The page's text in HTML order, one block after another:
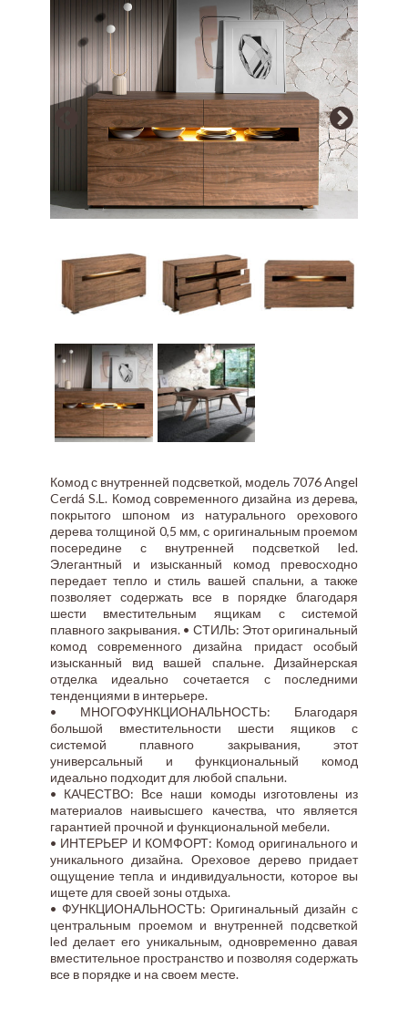
Комод с внутренней подсветкой, модель 7076 Angel
Cerdá S.L. Комод современного дизайна из дерева,
покрытого шпоном из натурального орехового
дерева толщиной 0,5 мм, с оригинальным проемом
посередине с внутренней подсветкой led.
Элегантный и изысканный комод превосходно
передает тепло и стиль вашей спальни, а также
позволяет содержать все в порядке благодаря
шести вместительным ящикам с системой
плавного закрывания. • СТИЛЬ: Этот оригинальный
комод современного дизайна придаст особый
изысканный вид вашей спальне. Дизайнерская
отделка идеально сочетается с последними
тенденциями в интерьере.
• МНОГОФУНКЦИОНАЛЬНОСТЬ: Благодаря
большой вместительности шести ящиков с
системой плавного закрывания, этот
универсальный и функциональный комод
идеально подходит для любой спальни.
• КАЧЕСТВО: Все наши комоды изготовлены из
материалов наивысшего качества, что является
гарантией прочной и функциональной мебели.
• ИНТЕРЬЕР И КОМФОРТ: Комод оригинального и
уникального дизайна. Ореховое дерево придает
ощущение тепла и индивидуальности, которое вы
ищете для своей зоны отдыха.
• ФУНКЦИОНАЛЬНОСТЬ: Оригинальный дизайн с
центральным проемом и внутренней подсветкой
led делает его уникальным, одновременно давая
вместительное пространство и позволяя содержать
все в порядке и на своем месте.